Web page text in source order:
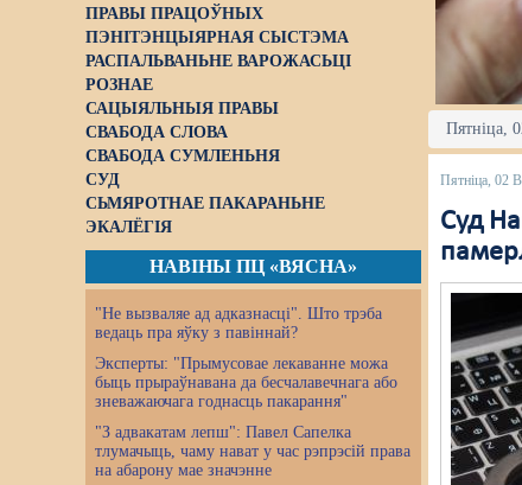
ПРАВЫ ПРАЦОЎНЫХ
ПЭНІТЭНЦЫЯРНАЯ СЫСТЭМА
РАСПАЛЬВАНЬНЕ ВАРОЖАСЬЦІ
РОЗНАЕ
САЦЫЯЛЬНЫЯ ПРАВЫ
СВАБОДА СЛОВА
СВАБОДА СУМЛЕНЬНЯ
СУД
СЬМЯРОТНАЕ ПАКАРАНЬНЕ
ЭКАЛЁГІЯ
НАВІНЫ ПЦ «ВЯСНА»
"Не вызваляе ад адказнасці". Што трэба
ведаць пра яўку з павіннай?
Эксперты: "Прымусовае лекаванне можа
быць прыраўнавана да бесчалавечнага або
зневажаючага годнасць пакарання"
"З адвакатам лепш": Павел Сапелка
тлумачыць, чаму нават у час рэпрэсій права
на абарону мае значэнне
Пятніца,
Пятніца, 02
Cуд